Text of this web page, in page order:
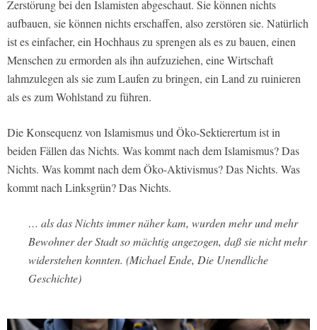
Zerstörung bei den Islamisten abgeschaut. Sie können nichts
aufbauen, sie können nichts erschaffen, also zerstören sie. Natürlich
ist es einfacher, ein Hochhaus zu sprengen als es zu bauen, einen
Menschen zu ermorden als ihn aufzuziehen, eine Wirtschaft
lahmzulegen als sie zum Laufen zu bringen, ein Land zu ruinieren
als es zum Wohlstand zu führen.
Die Konsequenz von Islamismus und Öko-Sektierertum ist in
beiden Fällen das Nichts. Was kommt nach dem Islamismus? Das
Nichts. Was kommt nach dem Öko-Aktivismus? Das Nichts. Was
kommt nach Linksgrün? Das Nichts.
… als das Nichts immer näher kam, wurden mehr und mehr
Bewohner der Stadt so mächtig angezogen, daß sie nicht mehr
widerstehen konnten. (Michael Ende, Die Unendliche
Geschichte)